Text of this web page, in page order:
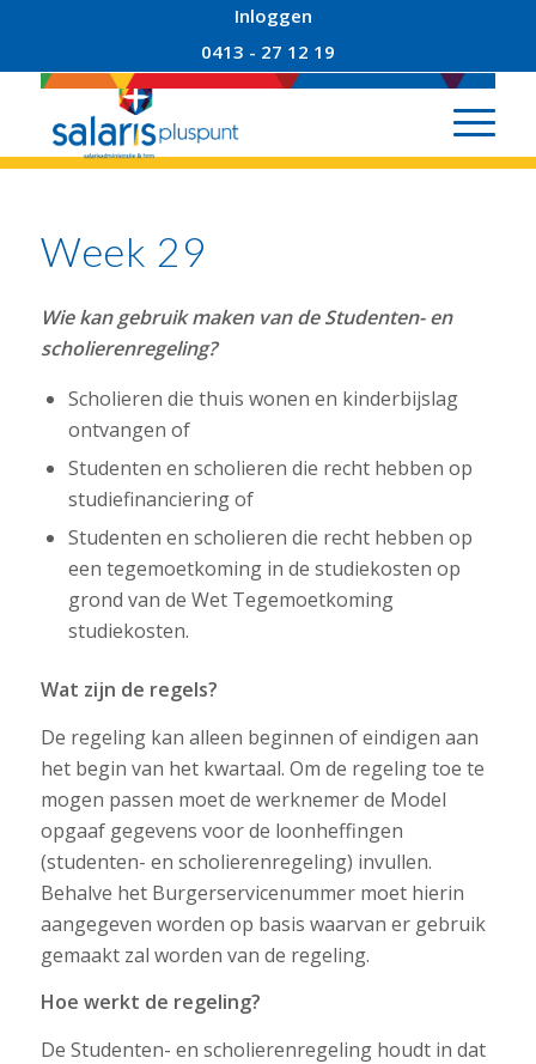
Inloggen
0413 - 27 12 19
Week 29
Wie kan gebruik maken van de Studenten- en
scholierenregeling?
Scholieren die thuis wonen en kinderbijslag
ontvangen of
Studenten en scholieren die recht hebben op
studiefinanciering of
Studenten en scholieren die recht hebben op
een tegemoetkoming in de studiekosten op
grond van de Wet Tegemoetkoming
studiekosten.
Wat zijn de regels?
De regeling kan alleen beginnen of eindigen aan
het begin van het kwartaal. Om de regeling toe te
mogen passen moet de werknemer de Model
opgaaf gegevens voor de loonheffingen
(studenten- en scholierenregeling) invullen.
Behalve het Burgerservicenummer moet hierin
aangegeven worden op basis waarvan er gebruik
gemaakt zal worden van de regeling.
Hoe werkt de regeling?
De Studenten- en scholierenregeling houdt in dat